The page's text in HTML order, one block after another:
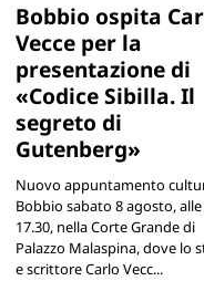
Bobbio ospita
Vecce per la
presentazione di
«Codice Sibilla. Il
segreto di
Gutenberg»
Nuovo appuntamento
Bobbio sabato 8 agosto,
17.30, nella Corte Grande di
Palazzo Malaspina, dove lo
e scrittore Carlo Vecc...